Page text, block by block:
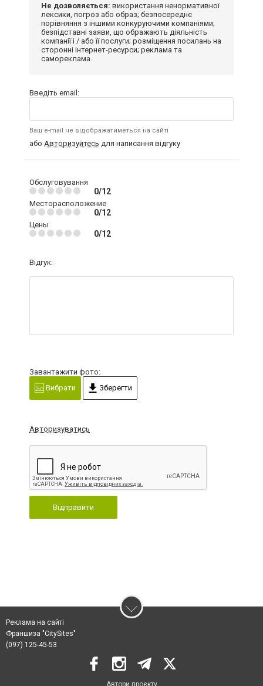
Не дозволяється: використання ненормативної
лексики, погроз або образ; безпосереднє
порівняння з іншими конкуруючими компаніями;
безпідставні заяви, що ображають діяльність
компанії і / або її послуги; розміщення посилань на
сторонні інтернет-ресурси; реклама та
самореклама.
Введіть email:
Ваш e-mail не відображатиметься на сайті
або Авторизуйтесь для написання відгуку
Обслуговування
0/12
Месторасположение
0/12
Цены
0/12
Відгук:
Завантажити фото:
Вибрати
Зберегти
Авторизуватись
Відправити
Реклама на сайті
Франшиза "CitySites"
(097) 125-45-53
Автори проєкту